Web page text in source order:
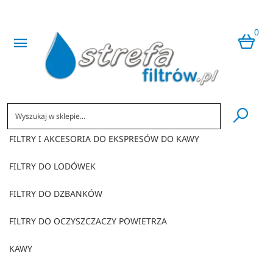
0
​
FILTRY I AKCESORIA DO EKSPRESÓW DO KAWY
FILTRY DO LODÓWEK
FILTRY DO DZBANKÓW
FILTRY DO OCZYSZCZACZY POWIETRZA
KAWY